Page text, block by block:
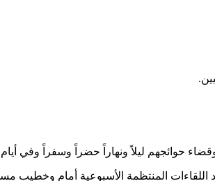
وقضاء حوائجهم ليلاً ونهاراً حضراً وسفراً وفي
اللقاءات المنتظمة الأسبوعية أمام